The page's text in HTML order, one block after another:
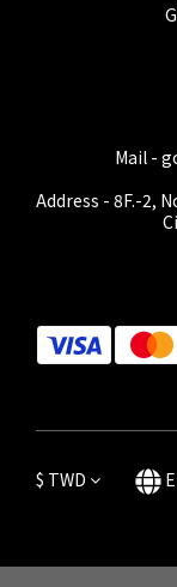
Mail -
Address - 8F.-2,
$ TWD